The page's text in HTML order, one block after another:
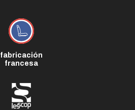
fabricación
francesa